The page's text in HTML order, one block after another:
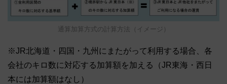
通算加算方式の計算方法（イメージ）
※JR北海道・四国・九州にまたがって利用する場合、各
会社のキロ数に対応する加算額を加える（JR東海・西日
本には加算額はなし）